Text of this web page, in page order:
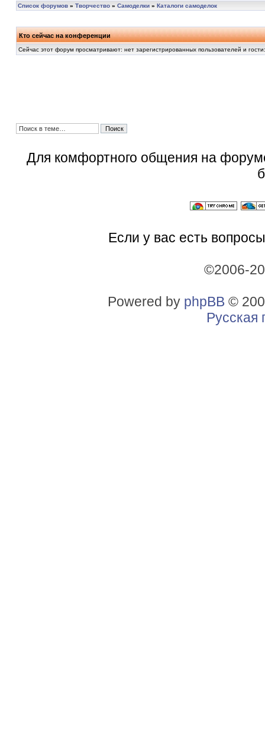
Список форумов » Творчество » Самоделки » Каталоги самоделок
Кто сейчас на конференции
Сейчас этот форум просматривают: нет зарегистрированных пользователей и
Для комфортного общения на
Если у вас есть
©2006-
Powered by phpBB ©
Русская